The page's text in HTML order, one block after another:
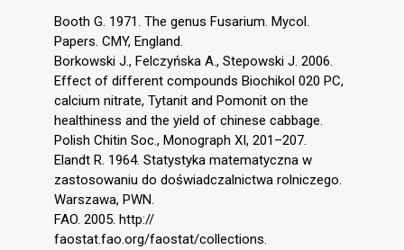
Booth G. 1971. The genus Fusarium. Mycol.
Papers. CMY, England.
Borkowski J., Felczyńska A., Stepowski J. 2006.
Effect of different compounds Biochikol 020 PC,
calcium nitrate, Tytanit and Pomonit on the
healthiness and the yield of chinese cabbage.
Polish Chitin Soc., Monograph XI, 201–207.
Elandt R. 1964. Statystyka matematyczna w
zastosowaniu do doświadczalnictwa rolniczego.
Warszawa, PWN.
FAO. 2005. http://
faostat.fao.org/faostat/collections.